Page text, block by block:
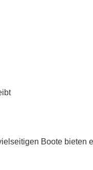
Boote bieten